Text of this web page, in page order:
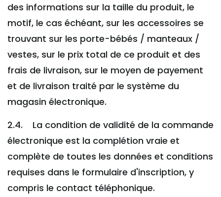
des informations sur la taille du produit, le
motif, le cas échéant, sur les accessoires se
trouvant sur les porte-bébés / manteaux /
vestes, sur le prix total de ce produit et des
frais de livraison, sur le moyen de payement
et de livraison traité par le système du
magasin électronique.
2.4. La condition de validité de la commande
électronique est la complétion vraie et
complète de toutes les données et conditions
requises dans le formulaire d'inscription, y
compris le contact téléphonique.